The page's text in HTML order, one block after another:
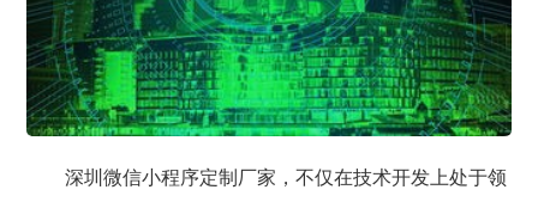
深圳微信小程序定制厂家，不仅在技术开发上处于领